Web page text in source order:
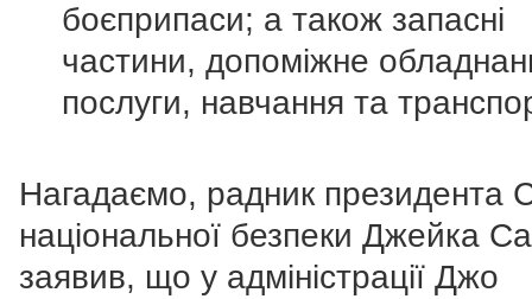
боєприпаси; а також запасні
частини, допоміжне
послуги, навчання та
Нагадаємо, радник президента
національної безпеки Джейка
заявив, що у адміністрації Джо